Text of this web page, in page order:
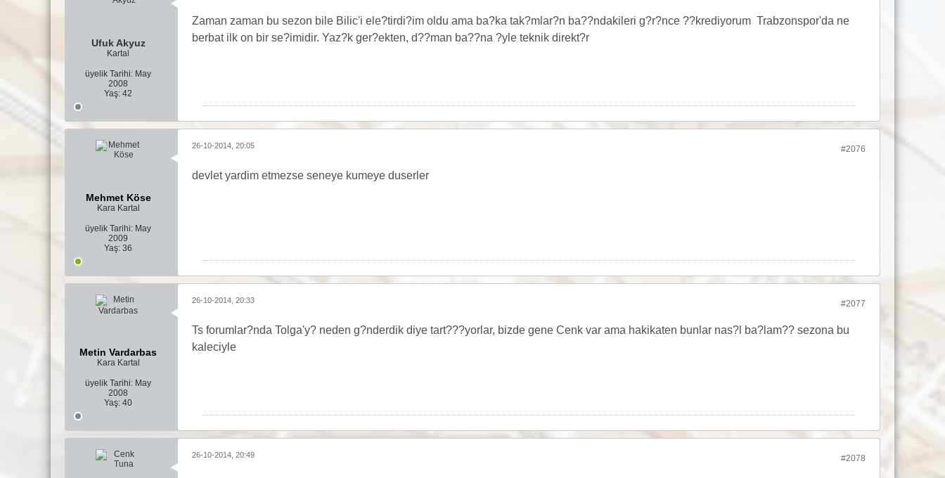
Ufuk Akyuz
Kartal
üyelik Tarihi: May
2008
Yaş: 42
Zaman zaman bu sezon bile Bilic'i ele?tirdi?im oldu ama ba?ka tak?mlar?n ba??ndakileri g?r?nce ??krediyorum Trabzonspor'da ne
berbat ilk on bir se?imidir. Yaz?k ger?ekten, d??man ba??na ?yle teknik direkt?r
Mehmet Köse
Kara Kartal
üyelik Tarihi: May
2009
Yaş: 36
#2076
26-10-2014, 20:05
devlet yardim etmezse seneye kumeye duserler
Metin Vardarbas
Kara Kartal
üyelik Tarihi: May
2008
Yaş: 40
#2077
26-10-2014, 20:33
Ts forumlar?nda Tolga'y? neden g?nderdik diye tart???yorlar, bizde gene Cenk var ama hakikaten bunlar nas?l ba?lam?? sezona bu
kaleciyle
#2078
26-10-2014, 20:49